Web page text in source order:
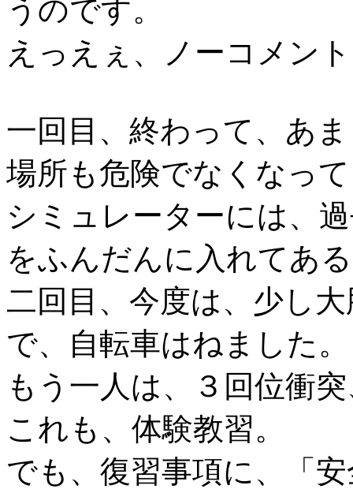
うのです。
えっえぇ、ノーコメ
一回目、終わって、あ
場所も危険でなくなっ
シミュレーターには、
をふんだんに入れてあ
二回目、今度は、少し
で、自転車はねました
もう一人は、３回位衝
これも、体験教習。
でも、復習事項に、「